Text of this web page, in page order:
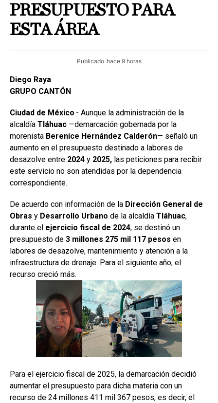
PRESUPUESTO PARA
ESTA ÁREA
Publicado hace 9 horas
Diego Raya
GRUPO CANTÓN
Ciudad de México.- Aunque la administración de la
alcaldía Tláhuac —demarcación gobernada por la
morenista Berenice Hernández Calderón— señaló un
aumento en el presupuesto destinado a labores de
desazolve entre 2024 y 2025, las peticiones para recibir
este servicio no son atendidas por la dependencia
correspondiente.
De acuerdo con información de la Dirección General de
Obras y Desarrollo Urbano de la alcaldía Tláhuac,
durante el ejercicio fiscal de 2024, se destinó un
presupuesto de 3 millones 275 mil 117 pesos en
labores de desazolve, mantenimiento y atención a la
infraestructura de drenaje. Para el siguiente año, el
recurso creció más.
Para el ejercicio fiscal de 2025, la demarcación decidió
aumentar el presupuesto para dicha materia con un
recurso de 24 millones 411 mil 367 pesos, es decir, el